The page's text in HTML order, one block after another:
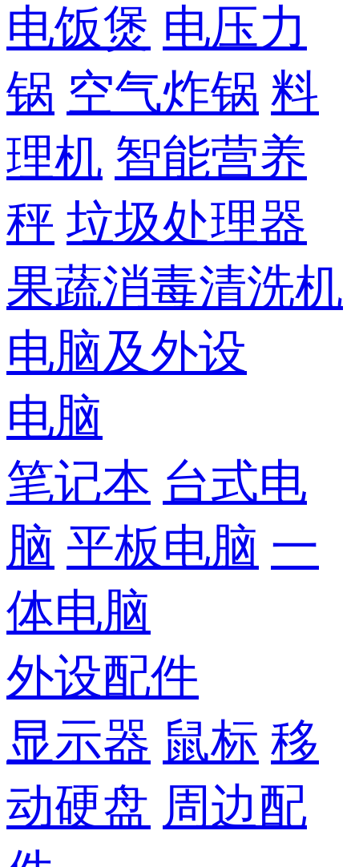
电饭煲 电压力
锅 空气炸锅 料
理机 智能营养
秤 垃圾处理器
果蔬消毒清洗机
电脑及外设
电脑
笔记本 台式电
脑 平板电脑 一
体电脑
外设配件
显示器 鼠标 移
动硬盘 周边配